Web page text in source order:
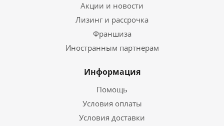
Акции и новости
Лизинг и рассрочка
Франшиза
Иностранным партнерам
Информация
Помощь
Условия оплаты
Условия доставки